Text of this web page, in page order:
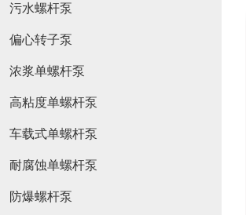
污水螺杆泵
偏心转子泵
浓浆单螺杆泵
高粘度单螺杆泵
车载式单螺杆泵
耐腐蚀单螺杆泵
防爆螺杆泵